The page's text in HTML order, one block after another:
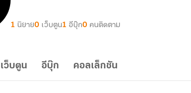
1 นิยาย0 เว็บตูน1 อีบุ๊ก0 คนติดตาม
เว็บตูน อีบุ๊ก คอลเล็กชัน